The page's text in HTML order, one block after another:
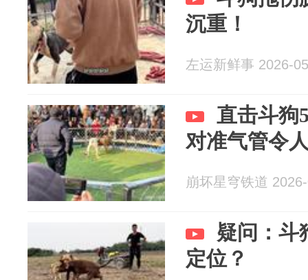
沉重！
左运新鲜事 2026-
直击斗狗
对准气管令
崩坏星穹铁道
疑问：斗
定位？